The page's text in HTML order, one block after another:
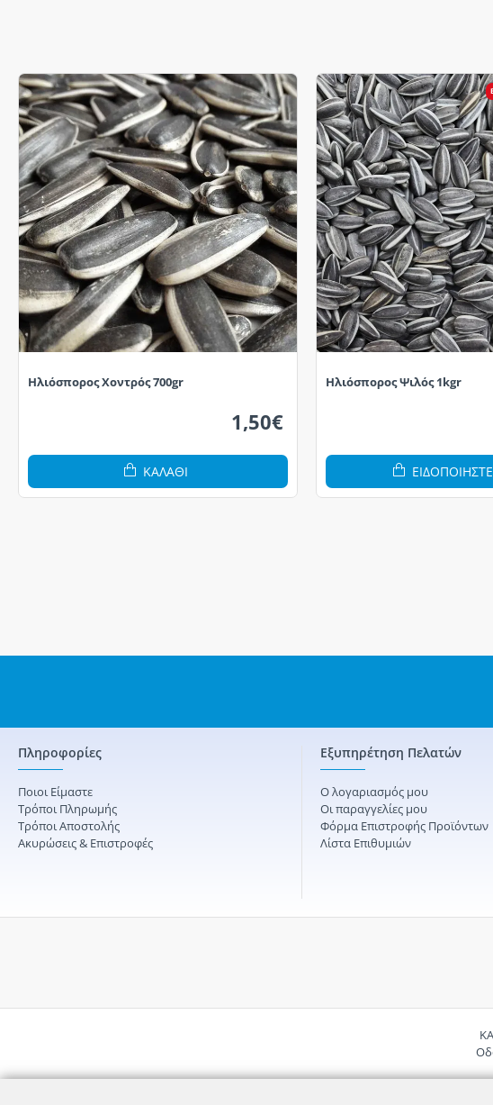
Ηλιόσπορος Χοντρός 700gr
1,50€
ΚΑΛΆΘΙ
Ηλιόσπορος Ψιλός 1kgr
Πληροφορίες
Ποιοι Είμαστε
Τρόποι Πληρωμής
Τρόποι Αποστολής
Ακυρώσεις & Επιστροφές
Εξυπηρέτηση Πελατών
Ο λογαριασμός μου
Οι παραγγελίες μου
Φόρμα Επιστροφής Προϊόντων
Λίστα Επιθυμιών